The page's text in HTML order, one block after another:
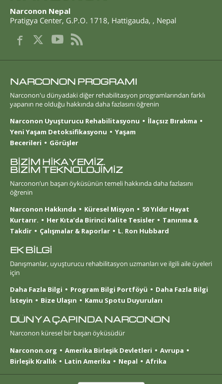
Narconon Nepal
Pratigya Center, G.P.O. 1718, Hattigauda, , Nepal
NARCONON PROGRAMI
Narconon'u dünyadaki diğer rehabilitasyon programlarından farklı
yapanın ne olduğu hakkında daha fazlasını öğrenin
Narconon Uyuşturucu Rehabilitasyonu
İlaçsız Bırakma
Yeni Yaşam Detoksifikasyonu
Yaşam
Becerileri
Görüşler
BİZİM HİKAYEMİZ.
BİZİM TEKNOLOJİMİZ
Narconon’un başarı öyküsünün temeli hakkında daha fazlasını
öğrenin
Narconon Hakkında
Küresel Misyon
50 Yıldır Hayat
Kurtarır.
Her Kıta’da Birinci Kalite Tesisler
Tanınma &
Takdir
Çalışmalar & Raporlar L. Ron Hubbard
EK BİLGİ
Danışmanlar, uyuşturucu rehabilitasyon uzmanları ve ilgili aile üyeleri
için
Daha Fazla Bilgi
Program Bilgi Portföyü
Daha Fazla Bilgi
İsteyin
Bize Ulaşın Kamu Spotu Duyuruları
DÜNYA ÇAPINDA NARCONON
Narconon küresel bir başarı öyküsüdür
Narconon.org
Amerika Birleşik Devletleri
Avrupa
Birleşik Krallık
Latin Amerika Nepal Afrika